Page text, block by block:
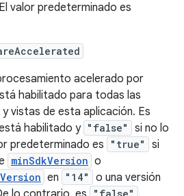
valor predeterminado es
acelerado por
habilitado para todas las
vistas de esta aplicación. Es
habilitado y "false"
si no lo
predeterminado es
"true"
si
minSdkVersion o
en "14"
o una versión